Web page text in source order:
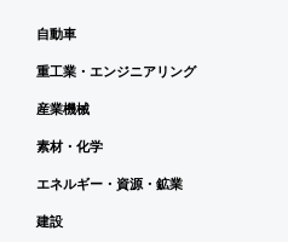
自動車
重工業・エンジニアリング
産業機械
素材・化学
エネルギー・資源・鉱業
建設